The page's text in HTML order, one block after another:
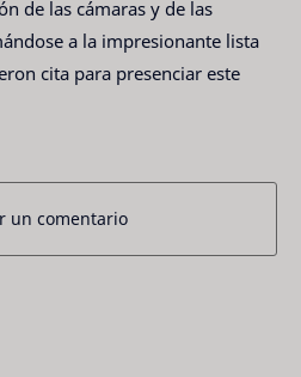
de las cámaras y de las
a la impresionante lista
cita para presenciar este
un comentario